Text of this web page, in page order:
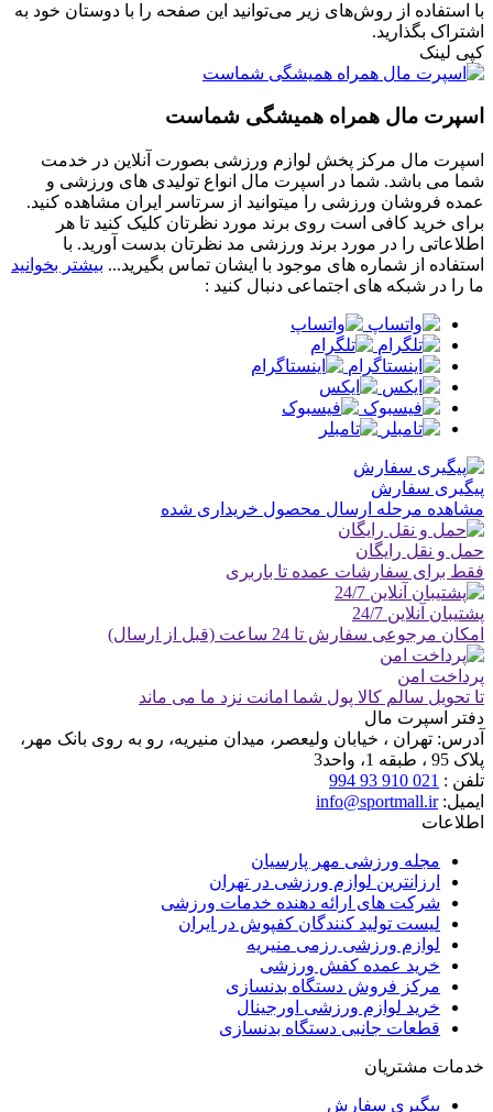
با استفاده از روش‌های زیر می‌توانید این صفحه را با دوستان خود به
اشتراک بگذارید.
کپی لینک
اسپرت مال همراه همیشگی شماست
اسپرت مال مرکز پخش لوازم ورزشی بصورت آنلاین در خدمت
شما می باشد. شما در اسپرت مال انواع تولیدی های ورزشی و
عمده فروشان ورزشی را میتوانید از سرتاسر ایران مشاهده کنید.
برای خرید کافی است روی برند مورد نظرتان کلیک کنید تا هر
اطلاعاتی را در مورد برند ورزشی مد نظرتان بدست آورید. با
استفاده از شماره های موجود با ایشان تماس بگیرید... بیشتر بخوانید
ما را در شبکه های اجتماعی دنبال کنید :
پیگیری سفارش
مشاهده مرحله ارسال محصول خریداری شده
حمل و نقل رایگان
فقط برای سفارشات عمده تا باربری
پشتیبان آنلاین 24/7
امکان مرجوعی سفارش تا 24 ساعت (قبل از ارسال)
پرداخت امن
تا تحویل سالم کالا پول شما امانت نزد ما می ماند
دفتر اسپرت مال
آدرس: تهران ، خیابان ولیعصر، میدان منیریه، رو به روی بانک مهر،
پلاک 95 ، طبقه 1، واحد3
تلفن : 021 910 93 994
ایمیل:info@sportmall.ir
اطلاعات
مجله ورزشی مهر پارسیان
ارزانترین لوازم ورزشی در تهران
شرکت های ارائه دهنده خدمات ورزشی
لیست تولید کنندگان کفپوش در ایران
لوازم ورزشی رزمی منیریه
خرید عمده کفش ورزشی
مرکز فروش دستگاه بدنسازی
خرید لوازم ورزشی اورجینال
قطعات جانبی دستگاه بدنسازی
خدمات مشتریان
پیگیری سفارش